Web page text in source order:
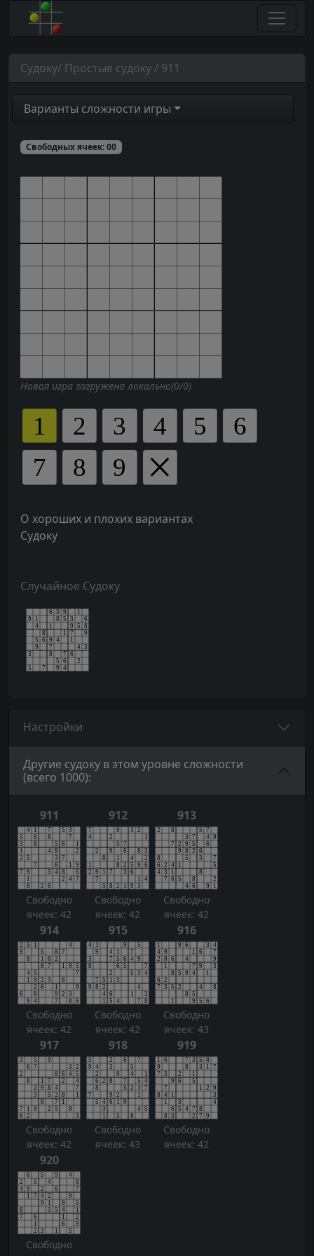
Судоку/ Простые судоку / 911
Варианты сложности игры
Свободных ячеек:00
Новая игра загружена локально(0/0)
О хороших и плохих вариантах
Судоку
Случайное Судоку
Настройки
Другие судоку в этом уровне сложности
(всего 1000):
911
Свободно
ячеек: 42
912
Свободно
ячеек: 42
913
Свободно
ячеек: 42
914
Свободно
ячеек: 42
915
Свободно
ячеек: 42
916
Свободно
ячеек: 43
917
Свободно
ячеек: 42
918
Свободно
ячеек: 43
919
Свободно
ячеек: 42
920
Свободно